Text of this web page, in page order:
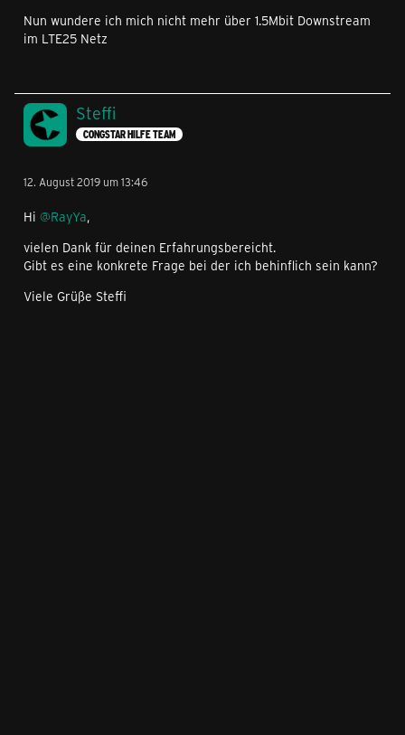
Nun wundere ich mich nicht mehr über 1.5Mbit Downstream
im LTE25 Netz
Steffi
CONGSTAR HILFE TEAM
12. August 2019 um 13:46
Hi @RayYa,
vielen Dank für deinen Erfahrungsbereicht.
Gibt es eine konkrete Frage bei der ich behinflich sein kann?
Viele Grüße Steffi